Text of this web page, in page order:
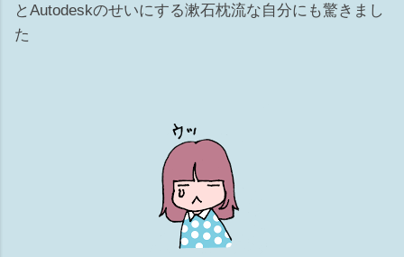
とAutodeskのせいにする漱石枕流な自分にも驚きまし
た